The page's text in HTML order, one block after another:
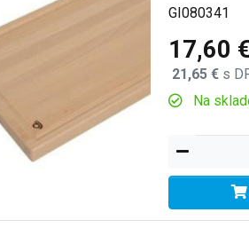
GI080341
17,60 €
21,65 € s
Na